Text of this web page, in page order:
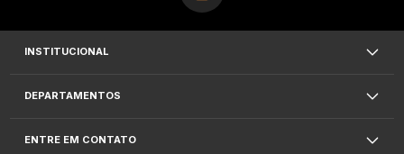
INSTITUCIONAL
DEPARTAMENTOS
ENTRE EM CONTATO